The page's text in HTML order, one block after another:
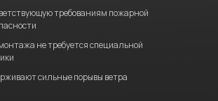
требованиям пожарной
не требуется специальной
сильные порывы ветра